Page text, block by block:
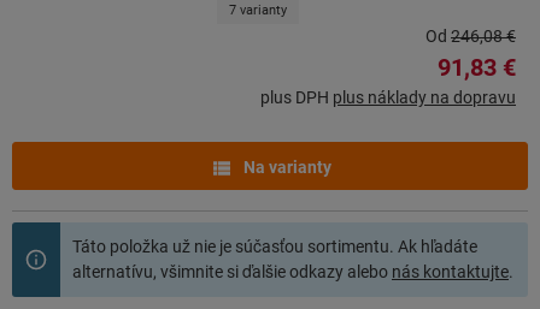
7 varianty
Od 246,08 €
91,83 €
plus DPH plus náklady na dopravu
Na varianty
Táto položka už nie je súčasťou sortimentu. Ak hľadáte
alternatívu, všimnite si ďalšie odkazy alebo nás kontaktujte.